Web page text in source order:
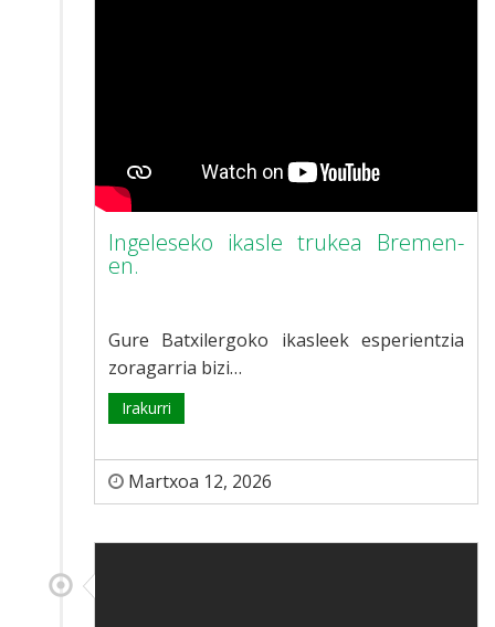
Ingeleseko ikasle trukea Bremen-
en.
Gure Batxilergoko ikasleek esperientzia
zoragarria bizi…
Irakurri
Martxoa 12, 2026